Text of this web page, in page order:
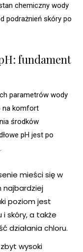
chemiczny wody
podrażnień skóry po
fundament
parametrów wody
na komfort
środków
pH jest po
mieści się w
najbardziej
poziom jest
skóry, a także
działania chloru.
wysoki